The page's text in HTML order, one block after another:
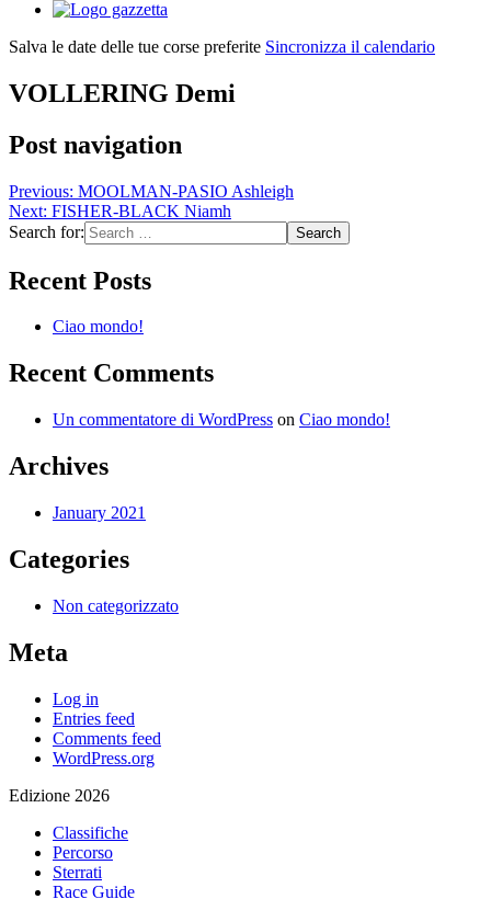
Salva le date delle tue corse preferite Sincronizza il calendario
VOLLERING Demi
Post navigation
Previous: MOOLMAN-PASIO Ashleigh
Next: FISHER-BLACK Niamh
Search for:
Recent Posts
Ciao mondo!
Recent Comments
Un commentatore di WordPress on Ciao mondo!
Archives
January 2021
Categories
Non categorizzato
Meta
Log in
Entries feed
Comments feed
WordPress.org
Edizione 2026
Classifiche
Percorso
Sterrati
Race Guide